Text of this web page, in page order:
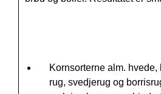
Kornsorterne alm.
rug, svedjerug og